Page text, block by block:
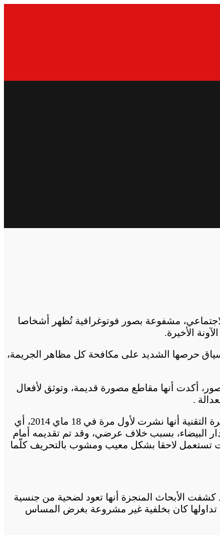
مشفوعة بصور فوتوغرافية تُظهر أشخاصا
الأخيرة.
حرصها الشديد على مكافحة كل مظاهر الجريمة،
أكدت أنها مقاطع مصورة قديمة، وتوثق لأفعال
.
فالصورة الأولى التي تظهر فيها فتاة ترتدي وزرة بيضاء وتحمل جرحا على مستوى الوجه، فقد تبين من خلال الخبرة التقنية أنها نشرت لأول مرة في 18 ماي 2014، أي
البيضاء، بسبب خلاف عرضي، وقد تم تقديمه أمام
تستعمل لاحقا بشكل معيب ومشوب بالتحريف كلّما
كشفت الأبحاث المنجزة أنها تعود لضحية من جنسية
تداولها كان بخلفية غير مشروعة بغرض المساس